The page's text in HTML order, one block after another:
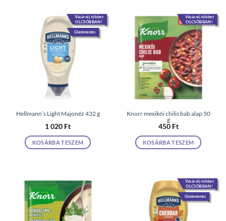
Vásárolj többet
OLCSÓBBAN!
Gluténmentes
Hellmann’s Light Majonéz 432 g
1 020 Ft
KOSÁRBA TESZEM
Vásárolj többet
OLCSÓBBAN!
Knorr mexikói chilis bab alap 50
g
450 Ft
KOSÁRBA TESZEM
Vásárolj többet
OLCSÓBBAN!
Gluténmentes